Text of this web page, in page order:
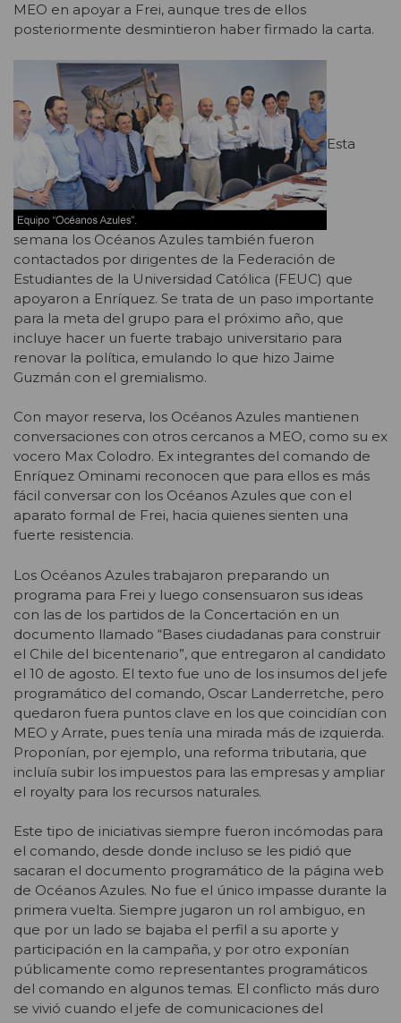
MEO en apoyar a Frei, aunque tres de ellos
posteriormente desmintieron haber firmado la carta.
Esta
semana los Océanos Azules también fueron
contactados por dirigentes de la Federación de
Estudiantes de la Universidad Católica (FEUC) que
apoyaron a Enríquez. Se trata de un paso importante
para la meta del grupo para el próximo año, que
incluye hacer un fuerte trabajo universitario para
renovar la política, emulando lo que hizo Jaime
Guzmán con el gremialismo.
Con mayor reserva, los Océanos Azules mantienen
conversaciones con otros cercanos a MEO, como su ex
vocero Max Colodro. Ex integrantes del comando de
Enríquez Ominami reconocen que para ellos es más
fácil conversar con los Océanos Azules que con el
aparato formal de Frei, hacia quienes sienten una
fuerte resistencia.
Los Océanos Azules trabajaron preparando un
programa para Frei y luego consensuaron sus ideas
con las de los partidos de la Concertación en un
documento llamado “Bases ciudadanas para construir
el Chile del bicentenario”, que entregaron al candidato
el 10 de agosto. El texto fue uno de los insumos del jefe
programático del comando, Oscar Landerretche, pero
quedaron fuera puntos clave en los que coincidían con
MEO y Arrate, pues tenía una mirada más de izquierda.
Proponían, por ejemplo, una reforma tributaria, que
incluía subir los impuestos para las empresas y ampliar
el royalty para los recursos naturales.
Este tipo de iniciativas siempre fueron incómodas para
el comando, desde donde incluso se les pidió que
sacaran el documento programático de la página web
de Océanos Azules. No fue el único impasse durante la
primera vuelta. Siempre jugaron un rol ambiguo, en
que por un lado se bajaba el perfil a su aporte y
participación en la campaña, y por otro exponían
públicamente como representantes programáticos
del comando en algunos temas. El conflicto más duro
se vivió cuando el jefe de comunicaciones del